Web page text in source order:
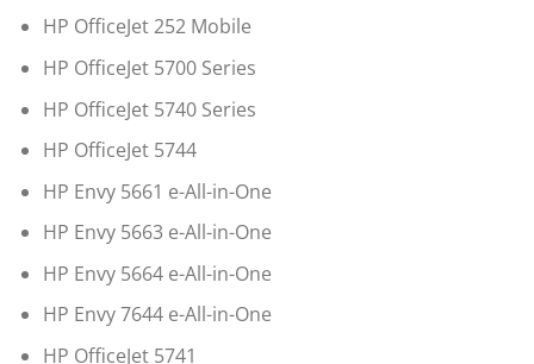
HP OfficeJet 252 Mobile
HP OfficeJet 5700 Series
HP OfficeJet 5740 Series
HP OfficeJet 5744
HP Envy 5661 e-All-in-One
HP Envy 5663 e-All-in-One
HP Envy 5664 e-All-in-One
HP Envy 7644 e-All-in-One
HP OfficeJet 5741